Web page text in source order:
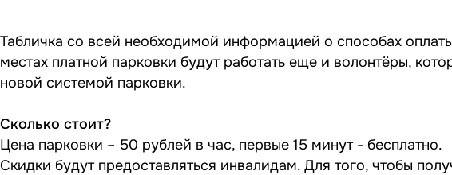
Табличка со всей необходимой информацией о способах
местах платной парковки будут работать еще и волонтёры,
новой системой парковки.
Сколько стоит?
Цена парковки – 50 рублей в час, первые 15 минут - бесплатно.
Скидки будут предоставляться инвалидам. Для того, чтобы